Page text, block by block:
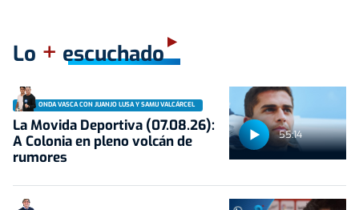
Lo + escuchado
55:14
ONDA VASCA CON JUANJO LUSA Y SAMU VALCÁRCEL
La Movida Deportiva (07.08.26):
A Colonia en pleno volcán de
rumores